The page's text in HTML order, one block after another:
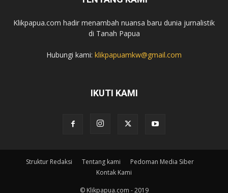
Klikpapua.com hadir menambah nuansa baru dunia jurnalistik
di Tanah Papua
Hubungi kami: klikpapuamkw@gmail.com
IKUTI KAMI
Struktur Redaksi Tentang kami
Pedoman Media Siber
Kontak Kami
© Klikpapua.com - 2019